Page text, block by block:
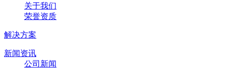
关于我们
荣誉资质
解决方案
新闻资讯
公司新闻